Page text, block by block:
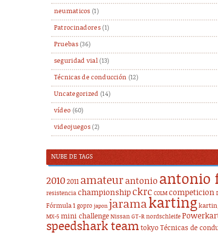
neumaticos (1)
Patrocinadores(1)
Pruebas(36)
seguridad vial(13)
Técnicas de conducción (12)
Uncategorized (14)
vídeo (60)
videojuegos (2)
NUBE DE TAGS
20102011 amateur antonio antonio
resistencia championship ckrc COLM competicion
Fórmula 1 gopro japon jaramakarting
MX-5 mini challenge Nissan GT-R nordschleife
speedshark team tokyo Técnicas de